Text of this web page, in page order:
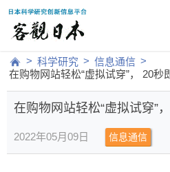
> 科学研究 > 信息通信 >
在购物网站轻松“虚拟试穿”， 20秒
在购物网站轻松“虚拟试穿”
2022年05月09日 信息通信